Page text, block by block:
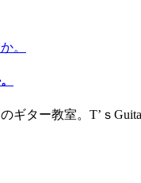
ギター教室。T’ｓ